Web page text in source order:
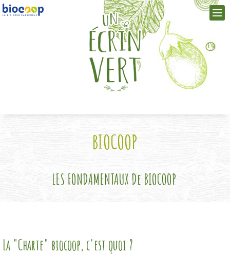
BIOCOOP
LES FONDAMENTAUX De BIOCOOP
La "Charte" biocoop, c'est quoi ?